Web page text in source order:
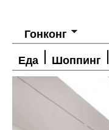
Гонконг
Еда Шоппинг